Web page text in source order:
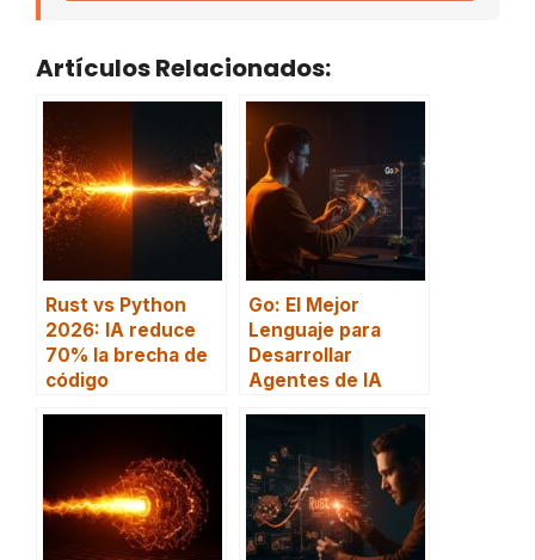
Artículos Relacionados:
Rust vs Python
2026: IA reduce
70% la brecha de
código
Go: El Mejor
Lenguaje para
Desarrollar
Agentes de IA